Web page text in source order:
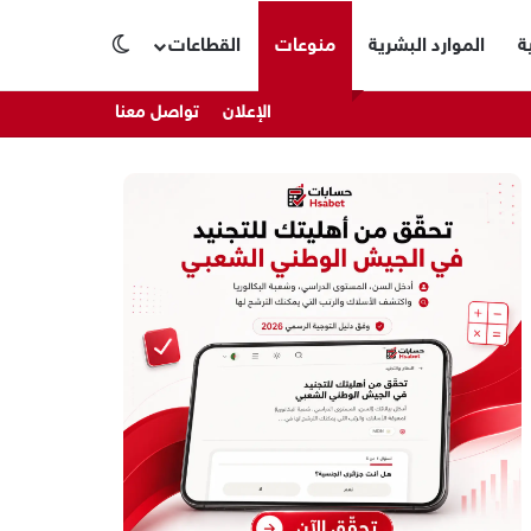
الموارد البشرية منوعات القطاعات
الإعلان تواصل معنا